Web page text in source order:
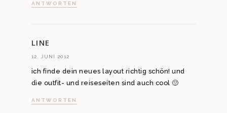
ANTWORTEN
LINE
12. JUNI 2012
ich finde dein neues layout richtig schön! und
die outfit- und reiseseiten sind auch cool 🙂
ANTWORTEN